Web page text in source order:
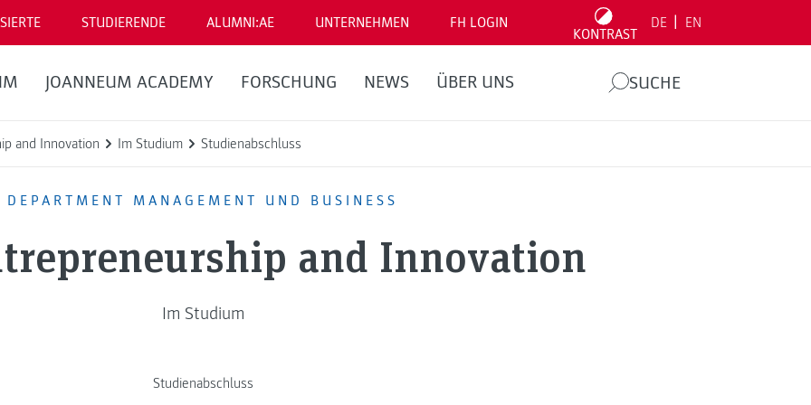
STUDIERENDE ALUMNI:AE UNTERNEHMEN FH LOGIN
KONTRAST
DE EN
JOANNEUM ACADEMY FORSCHUNG NEWS ÜBER UNS SUCHE
and Innovation Im Studium Studienabschluss
DEPARTMENT MANAGEMENT UND BUSINESS
and Innovation
Im Studium
Studienabschluss